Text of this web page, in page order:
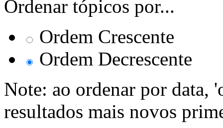
Ordenar tópicos por...
Ordem Crescente
Ordem Decrescente
Note: ao ordenar por data,
resultados mais novos